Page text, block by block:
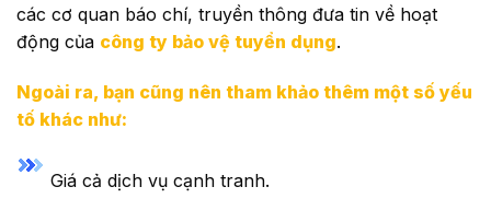
các cơ quan báo chí, truyền thông đưa tin về hoạt
động của công ty bảo vệ tuyển dụng.
Ngoài ra, bạn cũng nên tham khảo thêm một số yếu
tố khác như:
Giá cả dịch vụ cạnh tranh.